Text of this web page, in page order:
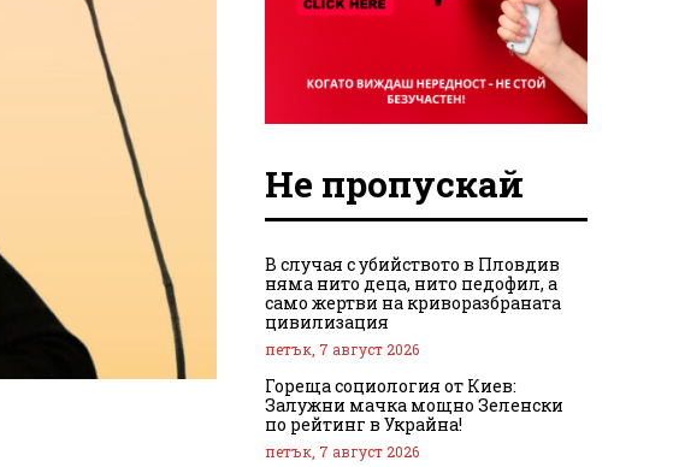
Не пропускай
В случая с убийството в Пловдив
няма нито деца, нито педофил, а
само жертви на криворазбраната
цивилизация
петък, 7 август 2026
Гореща социология от Киев:
Залужни мачка мощно Зеленски
по рейтинг в Украйна!
петък, 7 август 2026